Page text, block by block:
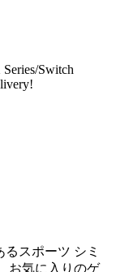
Switch
スポーツ シミ
お気に入りのゲ